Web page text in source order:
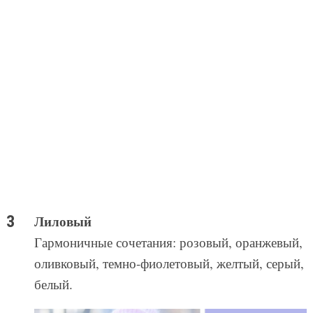
Лиловый
Гармоничные сочетания: розовый, оранжевый,
оливковый, темно-фиолетовый, желтый, серый,
белый.